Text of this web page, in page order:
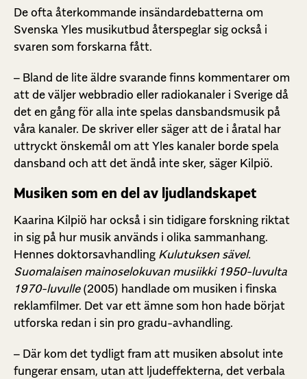
De ofta återkommande insändardebatterna om
Svenska Yles musikutbud återspeglar sig också i
svaren som forskarna fått.
– Bland de lite äldre svarande finns kommentarer om
att de väljer webbradio eller radiokanaler i Sverige då
det en gång för alla inte spelas dansbandsmusik på
våra kanaler. De skriver eller säger att de i åratal har
uttryckt önskemål om att Yles kanaler borde spela
dansband och att det ändå inte sker, säger Kilpiö.
Musiken som en del av ljudlandskapet
Kaarina Kilpiö har också i sin tidigare forskning riktat
in sig på hur musik används i olika sammanhang.
Hennes doktorsavhandling Kulutuksen sävel.
Suomalaisen mainoselokuvan musiikki 1950-luvulta
1970-luvulle (2005) handlade om musiken i finska
reklamfilmer. Det var ett ämne som hon hade börjat
utforska redan i sin pro gradu-avhandling.
– Där kom det tydligt fram att musiken absolut inte
fungerar ensam, utan att ljudeffekterna, det verbala